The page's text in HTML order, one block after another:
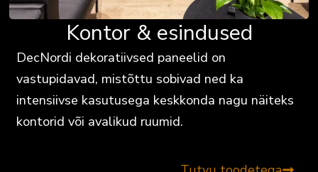
Kontor & esindused
DecNordi dekoratiivsed paneelid on
vastupidavad, mistõttu sobivad ned ka
intensiivse kasutusega keskkonda nagu näiteks
kontorid või avalikud ruumid.